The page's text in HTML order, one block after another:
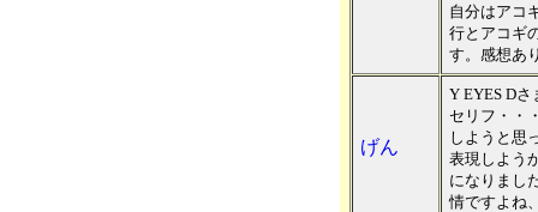
自分はアコ
行とアコギ
す。感想あ
げん
Y EYES Dさ
セリフ・・
しようと思
表現しよう
になりまし
情ですよね